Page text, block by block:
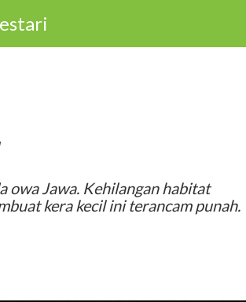
owa Jawa. Kehilangan habitat
kera kecil ini terancam punah.